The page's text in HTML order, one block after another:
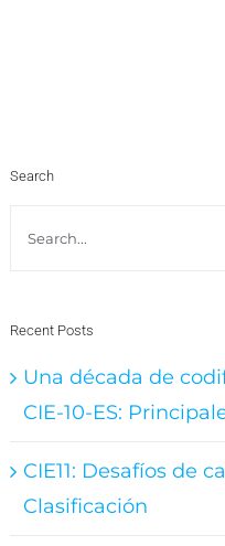
Search
Recent Posts
Una década de
CIE-10-ES:
CIE11: Desafíos de
Clasificación